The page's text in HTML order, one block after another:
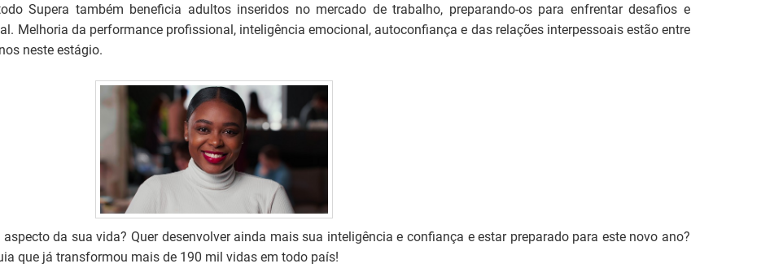
Supera também beneficia adultos inseridos no mercado de trabalho, preparando-os para enfrentar desafios e
Melhoria da performance profissional, inteligência emocional, autoconfiança e das relações interpessoais estão entre
neste estágio.
da sua vida? Quer desenvolver ainda mais sua inteligência e confiança e estar preparado para este novo ano?
que já transformou mais de 190 mil vidas em todo país!